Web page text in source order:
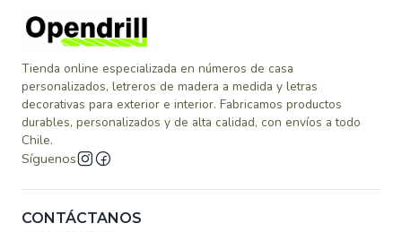
Tienda online especializada en números de casa
personalizados, letreros de madera a medida y letras
decorativas para exterior e interior. Fabricamos productos
durables, personalizados y de alta calidad, con envíos a todo
Chile.
Síguenos
CONTÁCTANOS